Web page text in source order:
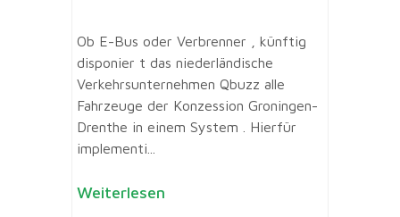
Ob E-Bus oder Verbrenner , künftig
disponier t das niederländische
Verkehrsunternehmen Qbuzz alle
Fahrzeuge der Konzession Groningen-
Drenthe in einem System . Hierfür
implementi...
Weiterlesen